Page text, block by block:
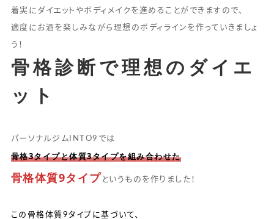
着実にダイエットやボディメイクを進めることができますので、
適度にお酒を楽しみながら理想のボディラインを作っていきましょ
う！
骨格診断で理想のダイエ
ット
パーソナルジムINTO9では
骨格3タイプと体質3タイプを組み合わせた
骨格体質9タイプというものを作りました！
この骨格体質9タイプに基づいて、